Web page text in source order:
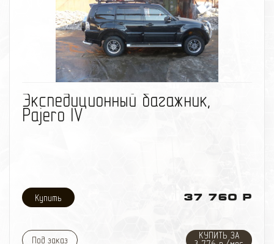
Внутренняя часть багажника изготовленна из
стальной сетки. Ячейка сетки - 50ммХ50мм, с
толщиной прутка сетки - 4мм;
Багажник окрашен порошковой краской.
Экспедиционный багажник,
Pajero IV
37 760 Р
Под заказ
КУПИТЬ ЗА